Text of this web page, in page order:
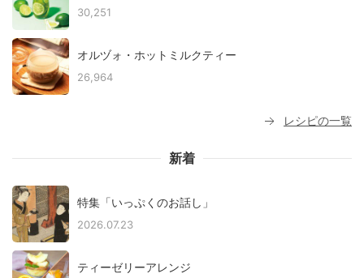
30,251
オルヅォ・ホットミルクティー
26,964
レシピの一覧
新着
特集「いっぷくのお話し」
2026.07.23
ティーゼリーアレンジ